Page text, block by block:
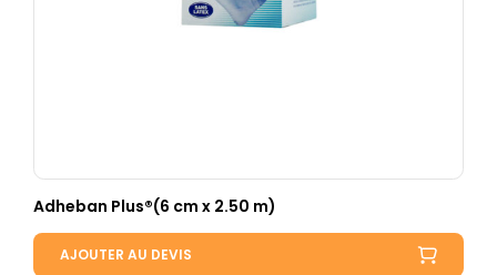
Adheban Plus®(6 cm x 2.50 m)
AJOUTER AU DEVIS